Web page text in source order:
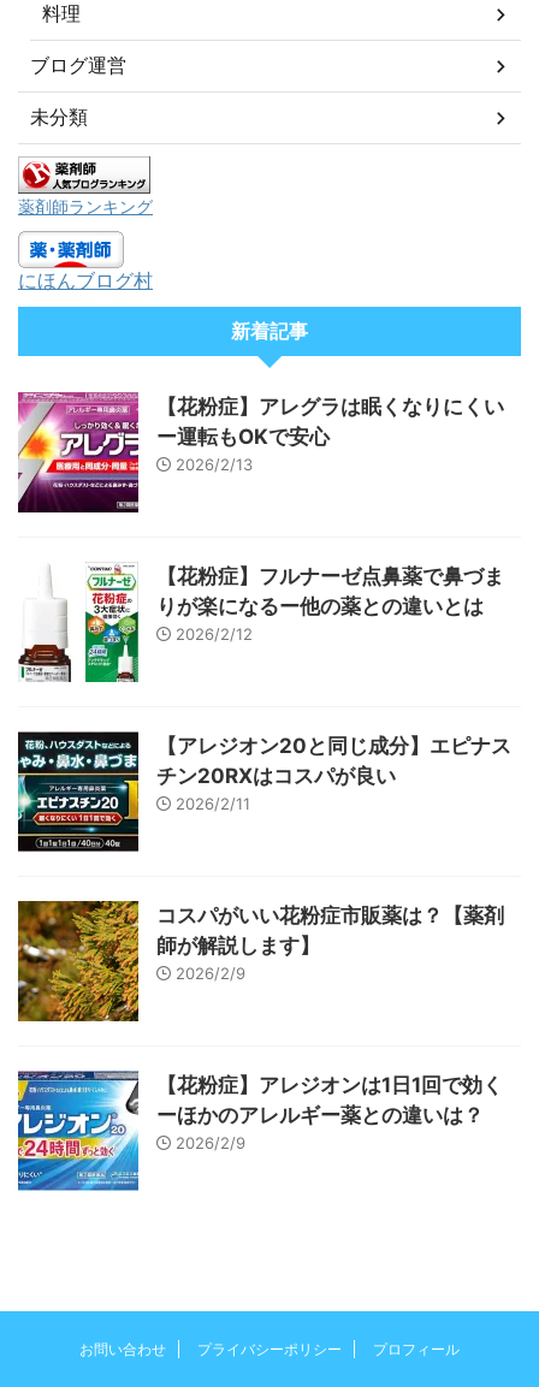
料理
ブログ運営
未分類
薬剤師ランキング
にほんブログ村
新着記事
【花粉症】アレグラは眠くなりにくい
ー運転もOKで安心
2026/2/13
【花粉症】フルナーゼ点鼻薬で鼻づま
りが楽になるー他の薬との違いとは
2026/2/12
【アレジオン20と同じ成分】エピナス
チン20RXはコスパが良い
2026/2/11
コスパがいい花粉症市販薬は？【薬剤
師が解説します】
2026/2/9
【花粉症】アレジオンは1日1回で効く
ーほかのアレルギー薬との違いは？
2026/2/9
お問い合わせ プライバシーポリシー プロフィール